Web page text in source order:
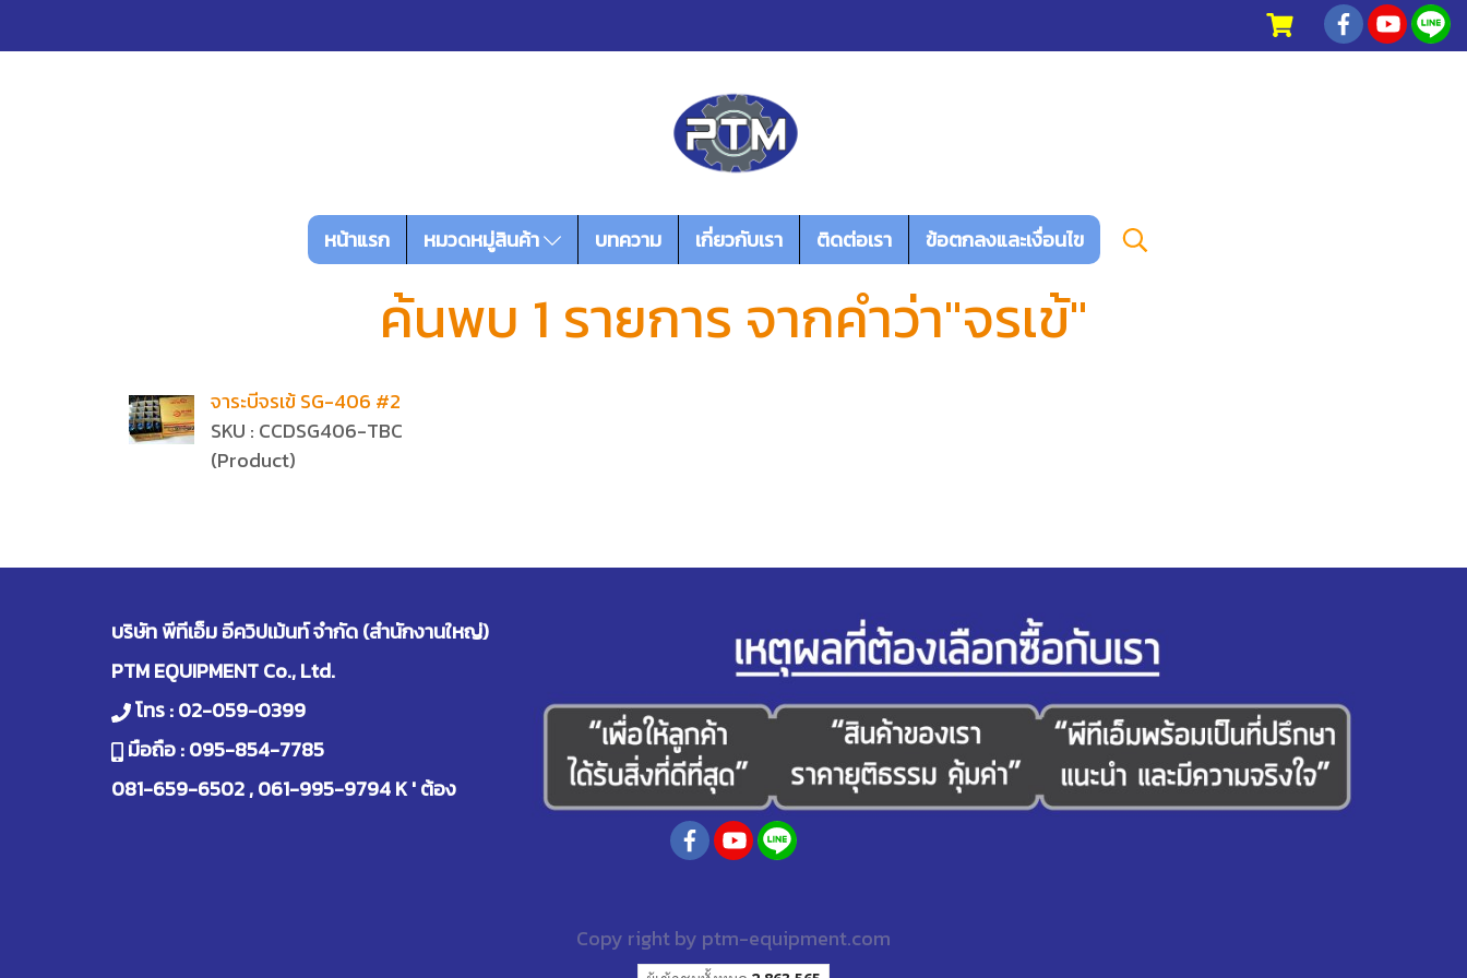
หน้าแรก หมวดหมู่สินค้า บทความ เกี่ยวกับเรา ติดต่อเรา ข้อตกลงและเงื่อนไข
ค้นพบ 1 รายการ จากคำว่า"จรเข้"
จาระบีจรเข้ SG-406 #2
SKU : CCDSG406-TBC
(Product)
บริษัท พีทีเอ็ม อีควิปเม้นท์ จำกัด (สำนักงานใหญ่)
PTM EQUIPMENT Co., Ltd.
โทร :02-059-0399
มือถือ :095-854-7785
081-659-6502,061-995-9794K ' ต้อง
Copy right by ptm-equipment.com